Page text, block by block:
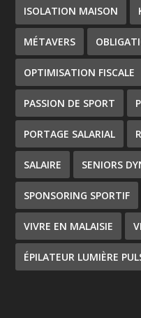
ISOLATION MAISON
MÉTAVERS
OPTIMISATION FISCALE
PASSION DE SPORT
PORTAGE SALARIAL
SALAIRE SENIORS
SPONSORING SPORTIF
VIVRE EN MALAISIE
ÉPILATEUR LUMIÈRE